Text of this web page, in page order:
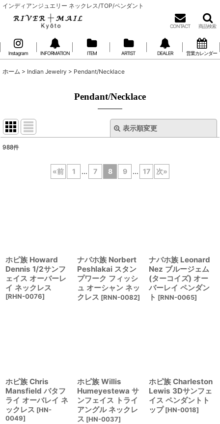
インディアンジュエリー ネックレス/TOP/ペンダント
CONTACT 商品検索
Instagram INFORMATION ITEM ARTIST DEALER 営業カレンダー
ホーム > Indian Jewelry > Pendant/Necklace
Pendant/Necklace
表示順変更
988件
«前 1 ... 7 8 9 ... 17 次»
ホピ族 Howard
Dennis 1/2サンフ
ェイス オーバーレ
イ ネックレス
[RHN-0076]
ナバホ族 Norbert
Peshlakai スタン
プワーク フィッシ
ュ オーシャン ネッ
クレス [RNN-0082]
ナバホ族 Leonard
Nez ブルージェム
(ターコイズ) オー
バーレイ ペンダン
ト [RNN-0065]
ホピ族 Chris
Mansfield バタフ
ライ オーバレイ ネ
ックレス [HN-
0049]
ホピ族 Willis
Humeyestewa サ
ンフェイス トライ
アングル ネックレ
ス [HN-0037]
ホピ族 Charleston
Lewis 3Dサンフェ
イス ペンダントト
ップ [HN-0018]